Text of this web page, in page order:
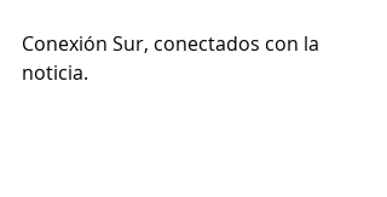
Conexión Sur, conectados con la
noticia.